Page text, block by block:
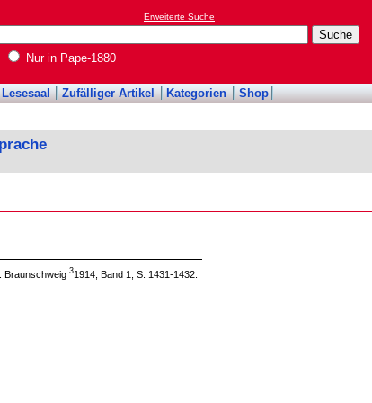
Erweiterte Suche
Nur in Pape-1880
Lesesaal Zufälliger Artikel Kategorien Shop
Braunschweig31914, Band 1, S. 1431-1432.